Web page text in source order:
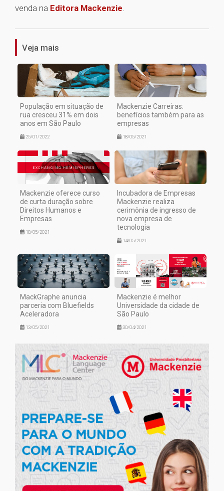
venda na Editora Mackenzie.
1
Veja mais
População em situação de
rua cresceu 31% em dois
anos em São Paulo
25/01/2022
Mackenzie Carreiras:
benefícios também para as
empresas
18/05/2021
Mackenzie oferece curso
de curta duração sobre
Direitos Humanos e
Empresas
18/05/2021
Incubadora de Empresas
Mackenzie realiza
cerimônia de ingresso de
nova empresa de
tecnologia
14/05/2021
MackGraphe anuncia
parceria com Bluefields
Aceleradora
13/05/2021
Mackenzie é melhor
Universidade da cidade de
São Paulo
30/04/2021